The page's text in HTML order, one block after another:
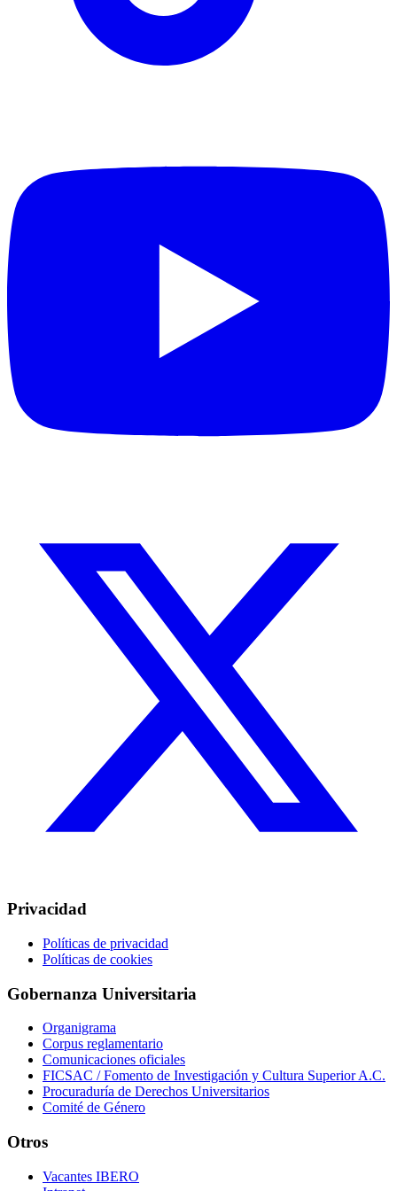
Privacidad
Políticas de privacidad
Políticas de cookies
Gobernanza Universitaria
Organigrama
Corpus reglamentario
Comunicaciones oficiales
FICSAC / Fomento de Investigación y Cultura Superior A.C.
Procuraduría de Derechos Universitarios
Comité de Género
Otros
Vacantes IBERO